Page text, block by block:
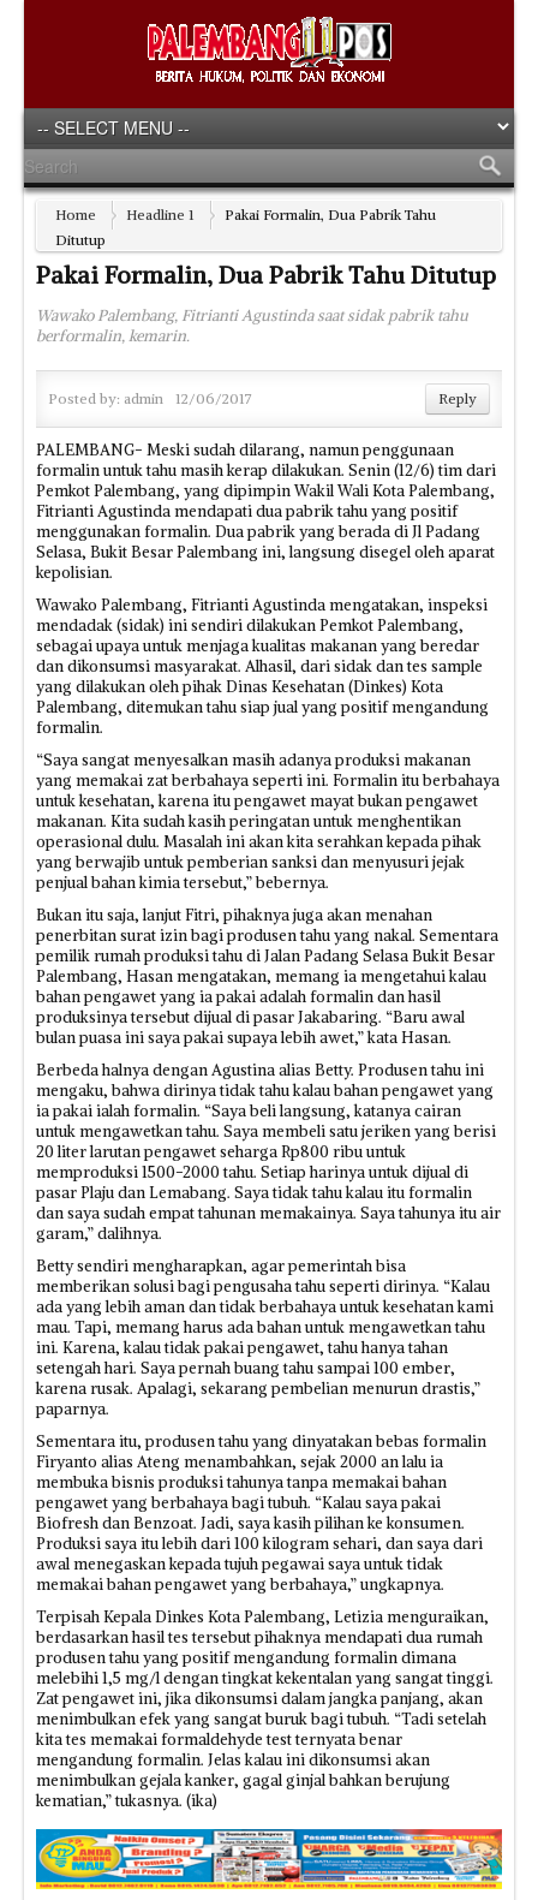
Home Headline 1
Pakai Formalin, Dua Pabrik Tahu
Ditutup
Pakai Formalin, Dua Pabrik Tahu Ditutup
Wawako Palembang, Fitrianti Agustinda saat sidak pabrik tahu
berformalin, kemarin.
Posted by: admin 12/06/2017 Reply
PALEMBANG- Meski sudah dilarang, namun penggunaan
formalin untuk tahu masih kerap dilakukan. Senin (12/6) tim dari
Pemkot Palembang, yang dipimpin Wakil Wali Kota Palembang,
Fitrianti Agustinda mendapati dua pabrik tahu yang positif
menggunakan formalin. Dua pabrik yang berada di Jl Padang
Selasa, Bukit Besar Palembang ini, langsung disegel oleh aparat
kepolisian.
Wawako Palembang, Fitrianti Agustinda mengatakan, inspeksi
mendadak (sidak) ini sendiri dilakukan Pemkot Palembang,
sebagai upaya untuk menjaga kualitas makanan yang beredar
dan dikonsumsi masyarakat. Alhasil, dari sidak dan tes sample
yang dilakukan oleh pihak Dinas Kesehatan (Dinkes) Kota
Palembang, ditemukan tahu siap jual yang positif mengandung
formalin.
“Saya sangat menyesalkan masih adanya produksi makanan
yang memakai zat berbahaya seperti ini. Formalin itu berbahaya
untuk kesehatan, karena itu pengawet mayat bukan pengawet
makanan. Kita sudah kasih peringatan untuk menghentikan
operasional dulu. Masalah ini akan kita serahkan kepada pihak
yang berwajib untuk pemberian sanksi dan menyusuri jejak
penjual bahan kimia tersebut,” bebernya.
Bukan itu saja, lanjut Fitri, pihaknya juga akan menahan
penerbitan surat izin bagi produsen tahu yang nakal. Sementara
pemilik rumah produksi tahu di Jalan Padang Selasa Bukit Besar
Palembang, Hasan mengatakan, memang ia mengetahui kalau
bahan pengawet yang ia pakai adalah formalin dan hasil
produksinya tersebut dijual di pasar Jakabaring. “Baru awal
bulan puasa ini saya pakai supaya lebih awet,” kata Hasan.
Berbeda halnya dengan Agustina alias Betty. Produsen tahu ini
mengaku, bahwa dirinya tidak tahu kalau bahan pengawet yang
ia pakai ialah formalin. “Saya beli langsung, katanya cairan
untuk mengawetkan tahu. Saya membeli satu jeriken yang berisi
20 liter larutan pengawet seharga Rp800 ribu untuk
memproduksi 1500-2000 tahu. Setiap harinya untuk dijual di
pasar Plaju dan Lemabang. Saya tidak tahu kalau itu formalin
dan saya sudah empat tahunan memakainya. Saya tahunya itu air
garam,” dalihnya.
Betty sendiri mengharapkan, agar pemerintah bisa
memberikan solusi bagi pengusaha tahu seperti dirinya. “Kalau
ada yang lebih aman dan tidak berbahaya untuk kesehatan kami
mau. Tapi, memang harus ada bahan untuk mengawetkan tahu
ini. Karena, kalau tidak pakai pengawet, tahu hanya tahan
setengah hari. Saya pernah buang tahu sampai 100 ember,
karena rusak. Apalagi, sekarang pembelian menurun drastis,”
paparnya.
Sementara itu, produsen tahu yang dinyatakan bebas formalin
Firyanto alias Ateng menambahkan, sejak 2000 an lalu ia
membuka bisnis produksi tahunya tanpa memakai bahan
pengawet yang berbahaya bagi tubuh. “Kalau saya pakai
Biofresh dan Benzoat. Jadi, saya kasih pilihan ke konsumen.
Produksi saya itu lebih dari 100 kilogram sehari, dan saya dari
awal menegaskan kepada tujuh pegawai saya untuk tidak
memakai bahan pengawet yang berbahaya,” ungkapnya.
Terpisah Kepala Dinkes Kota Palembang, Letizia menguraikan,
berdasarkan hasil tes tersebut pihaknya mendapati dua rumah
produsen tahu yang positif mengandung formalin dimana
melebihi 1,5 mg/l dengan tingkat kekentalan yang sangat tinggi.
Zat pengawet ini, jika dikonsumsi dalam jangka panjang, akan
menimbulkan efek yang sangat buruk bagi tubuh. “Tadi setelah
kita tes memakai formaldehyde test ternyata benar
mengandung formalin. Jelas kalau ini dikonsumsi akan
menimbulkan gejala kanker, gagal ginjal bahkan berujung
kematian,” tukasnya. (ika)